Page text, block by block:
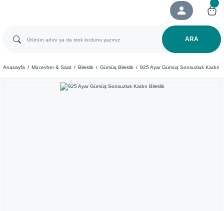
ARA
Anasayfa Mücevher & Saat Bileklik Gümüş Bileklik 925 Ayar Gümüş Sonsuzluk Kadın